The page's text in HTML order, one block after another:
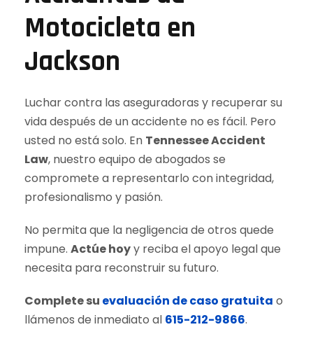
Motocicleta en
Jackson
Luchar contra las aseguradoras y recuperar su
vida después de un accidente no es fácil. Pero
usted no está solo. En Tennessee Accident
Law, nuestro equipo de abogados se
compromete a representarlo con integridad,
profesionalismo y pasión.
No permita que la negligencia de otros quede
impune. Actúe hoyy reciba el apoyo legal que
necesita para reconstruir su futuro.
Complete su evaluación de caso gratuita o
llámenos de inmediato al 615-212-9866.